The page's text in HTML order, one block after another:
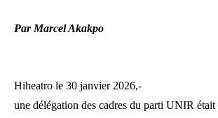
Par Marcel Akakpo
Hiheatro le 30 janvier 2026,-
une délégation des cadres du parti UNIR était